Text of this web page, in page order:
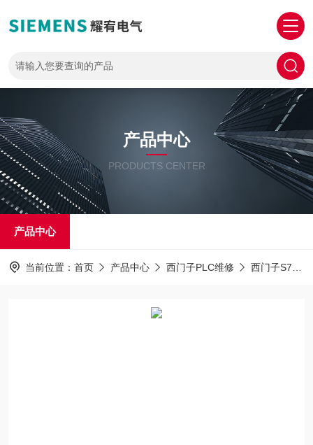
产品中心
PRODUCTS CENTER
产品中心
当前位置： 首页 产品中心 西门子PLC维修 西门子S7-1200PLC解密